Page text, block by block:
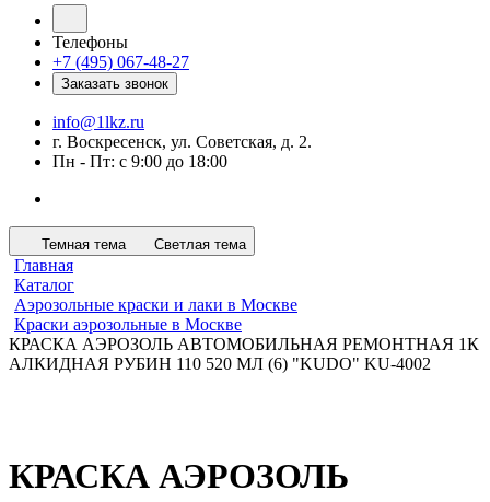
Телефоны
+7 (495) 067-48-27
Заказать звонок
info@1lkz.ru
г. Воскресенск, ул. Советская, д. 2.
Пн - Пт: с 9:00 до 18:00
Темная тема Светлая тема
Главная
Каталог
Аэрозольные краски и лаки в Москве
Краски аэрозольные в Москве
КРАСКА АЭРОЗОЛЬ АВТОМОБИЛЬНАЯ РЕМОНТНАЯ 1К
АЛКИДНАЯ РУБИН 110 520 МЛ (6) "KUDO" KU-4002
КРАСКА АЭРОЗОЛЬ